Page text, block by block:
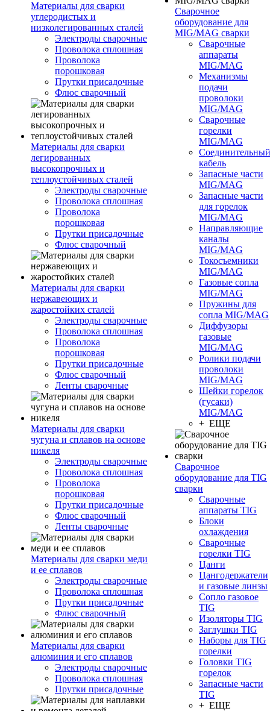
Материалы для сварки
углеродистых и
низколегированных сталей
Электроды сварочные
Проволока сплошная
Проволока
порошковая
Прутки присадочные
Флюс сварочный
Материалы для сварки
легированных
высокопрочных и
теплоустойчивых сталей
Электроды сварочные
Проволока сплошная
Проволока
порошковая
Прутки присадочные
Флюс сварочный
Материалы для сварки
нержавеющих и
жаростойких сталей
Электроды сварочные
Проволока сплошная
Проволока
порошковая
Прутки присадочные
Флюс сварочный
Ленты сварочные
Материалы для сварки
чугуна и сплавов на основе
никеля
Электроды сварочные
Проволока сплошная
Проволока
порошковая
Прутки присадочные
Флюс сварочный
Ленты сварочные
Материалы для сварки меди
и ее сплавов
Электроды сварочные
Проволока сплошная
Прутки присадочные
Флюс сварочный
Материалы для сварки
алюминия и его сплавов
Электроды сварочные
Проволока сплошная
Прутки присадочные
Сварочное
оборудование для
MIG/MAG сварки
Сварочные
аппараты
MIG/MAG
Механизмы
подачи
проволоки
MIG/MAG
Сварочные
горелки
MIG/MAG
Соединительный
кабель
Запасные части
MIG/MAG
Запасные части
для горелок
MIG/MAG
Направляющие
каналы
MIG/MAG
Токосъемники
MIG/MAG
Газовые сопла
MIG/MAG
Пружины для
сопла MIG/MAG
Диффузоры
газовые
MIG/MAG
Ролики подачи
проволоки
MIG/MAG
Шейки горелок
(гусаки)
MIG/MAG
+ ЕЩЕ
Сварочное
оборудование для TIG
сварки
Сварочные
аппараты TIG
Блоки
охлаждения
Сварочные
горелки TIG
Цанги
Цангодержатели
и газовые линзы
Сопло газовое
TIG
Изоляторы TIG
Заглушки TIG
Наборы для TIG
горелки
Головки TIG
горелок
Запасные части
TIG
+ ЕЩЕ